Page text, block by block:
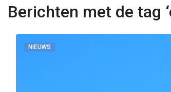
Berichten met de tag
NIEUWS